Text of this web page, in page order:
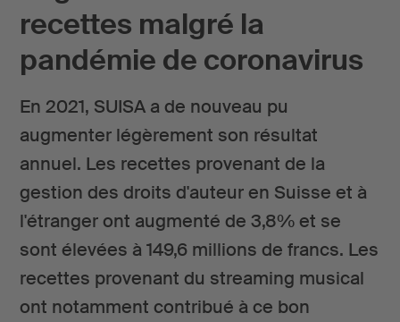
recettes malgré la
pandémie de coronavirus
En 2021, SUISA a de nouveau pu
augmenter légèrement son résultat
annuel. Les recettes provenant de la
gestion des droits d'auteur en Suisse et à
l'étranger ont augmenté de 3,8% et se
sont élevées à 149,6 millions de francs. Les
recettes provenant du streaming musical
ont notamment contribué à ce bon